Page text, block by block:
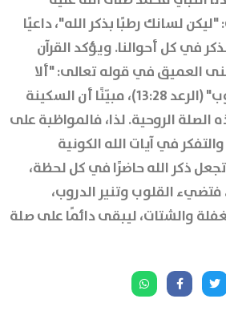
لسانك رطبًا بذكر الله"، داعيًا
في كل أحوالنا. ويؤكد القرآن
العميق في قوله تعالى: "ألا
بذكر الله تطمئن القلوب" (الرعد 13:28)، مبيّنًا أن السكينة
الصلة الروحية. لذا، فالمواظبة على
والتفكر في آيات الله الكونية
ذكر الله حاضرًا في كل لحظة،
القلوب وتنير الدروب،
والشتات، ليبقى دائمًا على صلة